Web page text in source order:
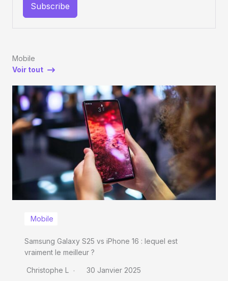
Subscribe
Mobile
Voir tout
Mobile
Samsung Galaxy S25 vs iPhone 16 : lequel est
vraiment le meilleur ?
Christophe L 30 Janvier 2025